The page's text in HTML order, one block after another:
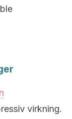
virkning.